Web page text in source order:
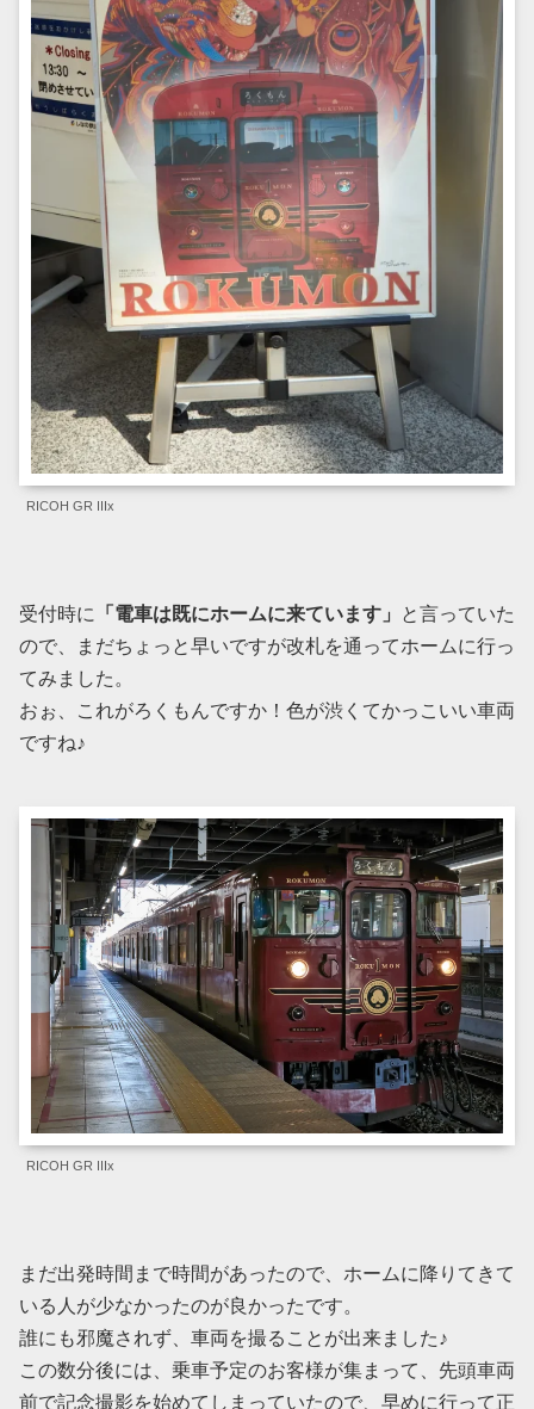
RICOH GR IIIx
受付時に 「電車は既にホームに来ています」
と言っていた
ので、まだちょっと早いですが改札を通ってホームに行っ
てみました。
おぉ、これがろくもんですか！色が渋くてかっこいい車両
ですね♪
RICOH GR IIIx
まだ出発時間まで時間があったので、ホームに降りてきて
いる人が少なかったのが良かったです。
誰にも邪魔されず、車両を撮ることが出来ました♪
この数分後には、乗車予定のお客様が集まって、先頭車両
前で記念撮影を始めてしまっていたので、早めに行って正